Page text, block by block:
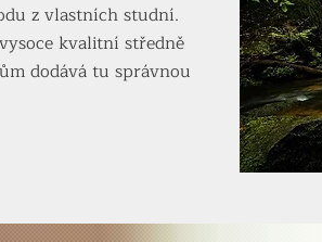
z vlastních studní.
kvalitní středně
dodává tu správnou